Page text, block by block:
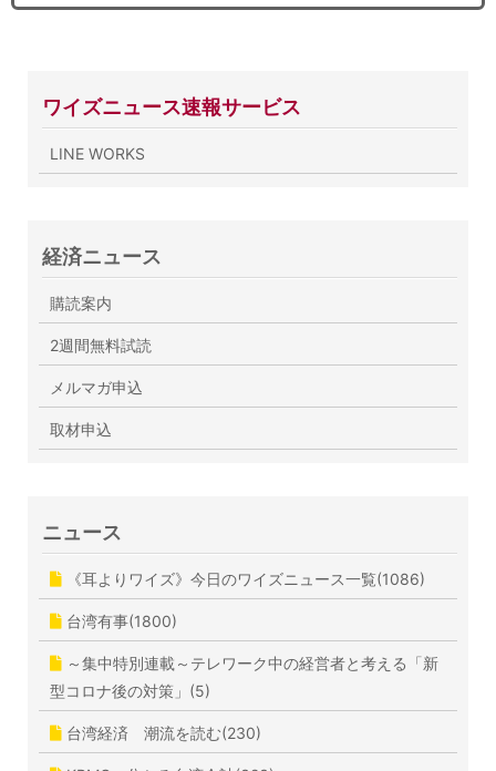
ワイズニュース速報サービス
LINE WORKS
経済ニュース
購読案内
2週間無料試読
メルマガ申込
取材申込
ニュース
《耳よりワイズ》今日のワイズニュース一覧(1086)
台湾有事(1800)
～集中特別連載～テレワーク中の経営者と考える「新
型コロナ後の対策」(5)
台湾経済 潮流を読む(230)